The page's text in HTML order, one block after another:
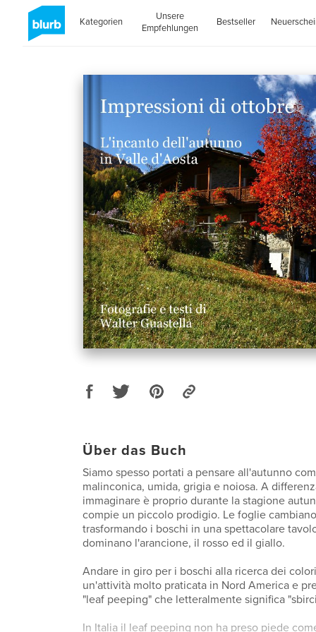
Kategorien
Unsere
Empfehlungen
Bestseller
Über das Buch
Siamo spesso portati a pensare all'autunno
malinconica, umida, grigia e noiosa. A
immaginare è proprio durante la stagione
compie un piccolo prodigio. Le foglie
trasformando i boschi in una spettacolare
dominano l'arancione, il rosso ed il giallo.
Andare in giro per i boschi alla ricerca dei
un'attività molto praticata in Nord America e
"leaf peeping" che letteralmente significa
In Italia il leaf peeping non ha preso piede